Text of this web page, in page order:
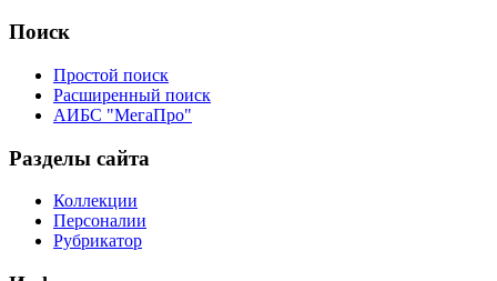
Поиск
Простой поиск
Расширенный поиск
АИБС "МегаПро"
Разделы сайта
Коллекции
Персоналии
Рубрикатор